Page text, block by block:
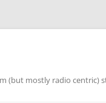
(but mostly radio centric)